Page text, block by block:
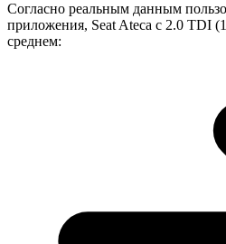
Согласно реальным данным
приложения, Seat Ateca с 2.0 TDI
среднем: